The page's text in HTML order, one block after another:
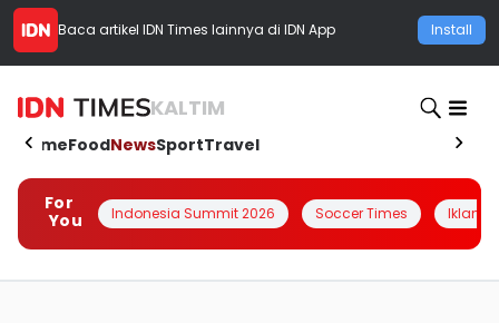
Baca artikel IDN Times lainnya di IDN App Install
KALTIM
HomeFoodNewsSportTravel
For
You
Indonesia Summit 2026 Soccer Times Iklanin